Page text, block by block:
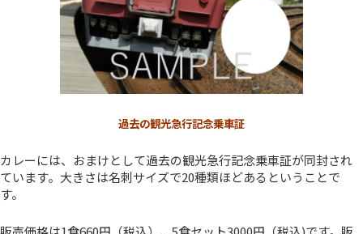
過去の観光急行記念乗車証
カレーには、おまけとして過去の観光急行記念乗車証が同封され
ています。大きさは名刺サイズで20種類ほどあるということで
す。